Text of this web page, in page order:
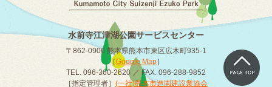
水前寺江津湖公園サービスセンター
〒862-0906 熊本県熊本市東区広木町935-1
［Google Map］
TEL. 096-360-2620 ／ FAX. 096-288-9852
［指定管理者］ (一社)熊本市造園建設業協会